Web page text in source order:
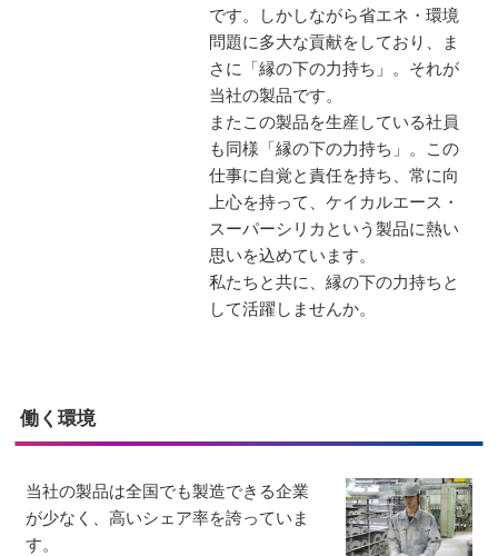
です。しかしながら省エネ・環境
問題に多大な貢献をしており、ま
さに「縁の下の力持ち」。それが
当社の製品です。
またこの製品を生産している社員
も同様「縁の下の力持ち」。この
仕事に自覚と責任を持ち、常に向
上心を持って、ケイカルエース・
スーパーシリカという製品に熱い
思いを込めています。
私たちと共に、縁の下の力持ちと
して活躍しませんか。
働く環境
当社の製品は全国でも製造できる企業
が少なく、高いシェア率を誇っていま
す。